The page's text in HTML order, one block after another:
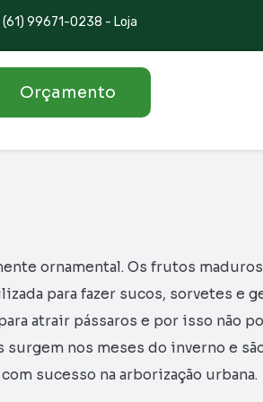
(61) 99671-0238 - Loja
Orçamento
ornamental. Os frutos
para fazer sucos, sorvetes e
atrair pássaros e por isso não
nos meses do inverno e
sucesso na arborização urbana.